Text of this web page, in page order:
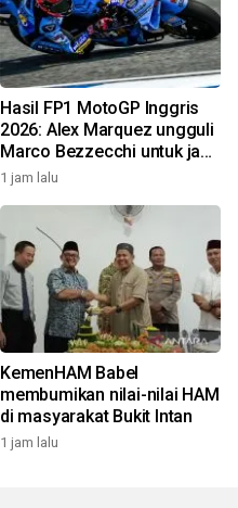
Hasil FP1 MotoGP Inggris
2026: Alex Marquez ungguli
Marco Bezzecchi untuk jadi
tercepat
1 jam lalu
KemenHAM Babel
membumikan nilai-nilai HAM
di masyarakat Bukit Intan
1 jam lalu